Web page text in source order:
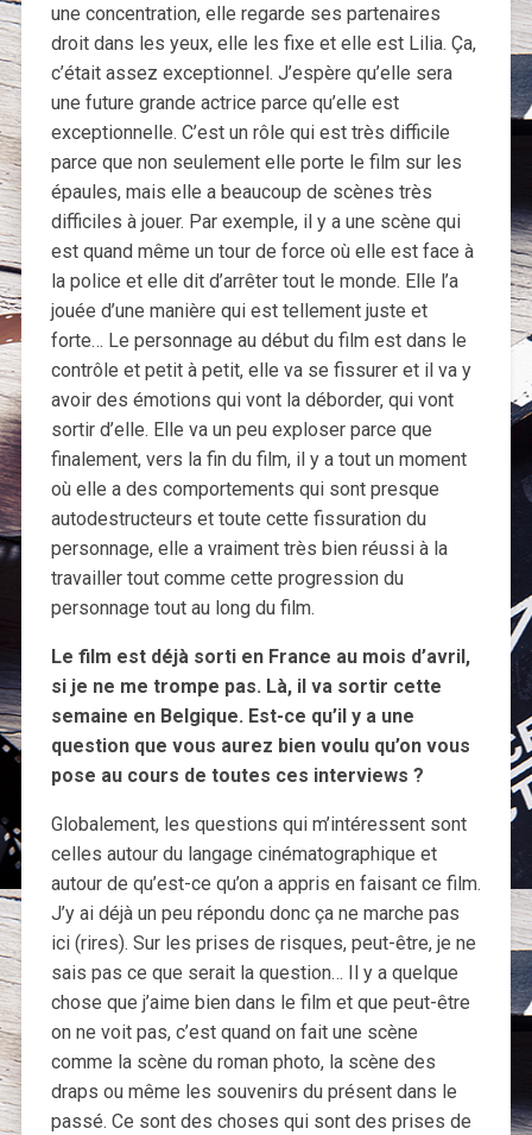
une concentration, elle regarde ses partenaires
droit dans les yeux, elle les fixe et elle est Lilia. Ça,
c’était assez exceptionnel. J’espère qu’elle sera
une future grande actrice parce qu’elle est
exceptionnelle. C’est un rôle qui est très difficile
parce que non seulement elle porte le film sur les
épaules, mais elle a beaucoup de scènes très
difficiles à jouer. Par exemple, il y a une scène qui
est quand même un tour de force où elle est face à
la police et elle dit d’arrêter tout le monde. Elle l’a
jouée d’une manière qui est tellement juste et
forte… Le personnage au début du film est dans le
contrôle et petit à petit, elle va se fissurer et il va y
avoir des émotions qui vont la déborder, qui vont
sortir d’elle. Elle va un peu exploser parce que
finalement, vers la fin du film, il y a tout un moment
où elle a des comportements qui sont presque
autodestructeurs et toute cette fissuration du
personnage, elle a vraiment très bien réussi à la
travailler tout comme cette progression du
personnage tout au long du film.
Le film est déjà sorti en France au mois d’avril,
si je ne me trompe pas. Là, il va sortir cette
semaine en Belgique. Est-ce qu’il y a une
question que vous aurez bien voulu qu’on vous
pose au cours de toutes ces interviews ?
Globalement, les questions qui m’intéressent sont
celles autour du langage cinématographique et
autour de qu’est-ce qu’on a appris en faisant ce film.
J’y ai déjà un peu répondu donc ça ne marche pas
ici (rires). Sur les prises de risques, peut-être, je ne
sais pas ce que serait la question… Il y a quelque
chose que j’aime bien dans le film et que peut-être
on ne voit pas, c’est quand on fait une scène
comme la scène du roman photo, la scène des
draps ou même les souvenirs du présent dans le
passé. Ce sont des choses qui sont des prises de